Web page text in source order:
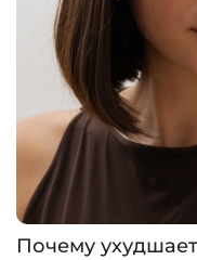
Почему